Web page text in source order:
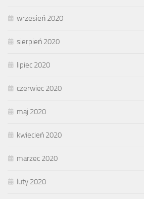
wrzesień 2020
sierpień 2020
lipiec 2020
czerwiec 2020
maj 2020
kwiecień 2020
marzec 2020
luty 2020